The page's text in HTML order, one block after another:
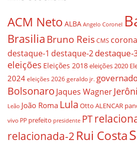
ACM Neto ALBA Angelo Coronel
BrasiliaBruno ReisCMS
destaque-1 destaque-2destaque-
eleições Eleições 2018eleições 2020
2024 eleições 2026 geraldo jr.
Bolsonaro Jaques Wagner
Leão João Roma Lula Otto ALENCAR
vivo PP prefeito presidente PT
relacionada-2 Rui Costa